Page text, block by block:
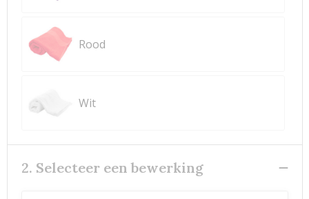
Rood
Wit
2. Selecteer een bewerking